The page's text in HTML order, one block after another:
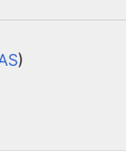
)